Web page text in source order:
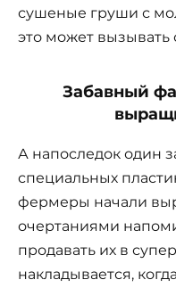
сушеные груши с
это может вызывать
Забавный
А напоследок один
специальных
фермеры начали
очертаниями
продавать их в
накладывается,